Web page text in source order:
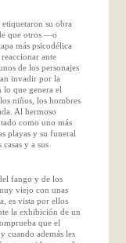
su obra
que otros —o
más psicodélica
ante
de los personajes
invadir por la
lo que genera el
niños, los hombres
Al hermoso
como uno más
playas y su funeral
y a sus
fango y de los
viejo con unas
es vista por ellos
la exhibición de un
que el
cuando además les